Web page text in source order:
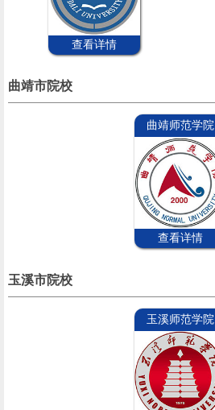
查看详情
曲靖市院校
曲靖师范学院
查看详情
玉溪市院校
玉溪师范学院